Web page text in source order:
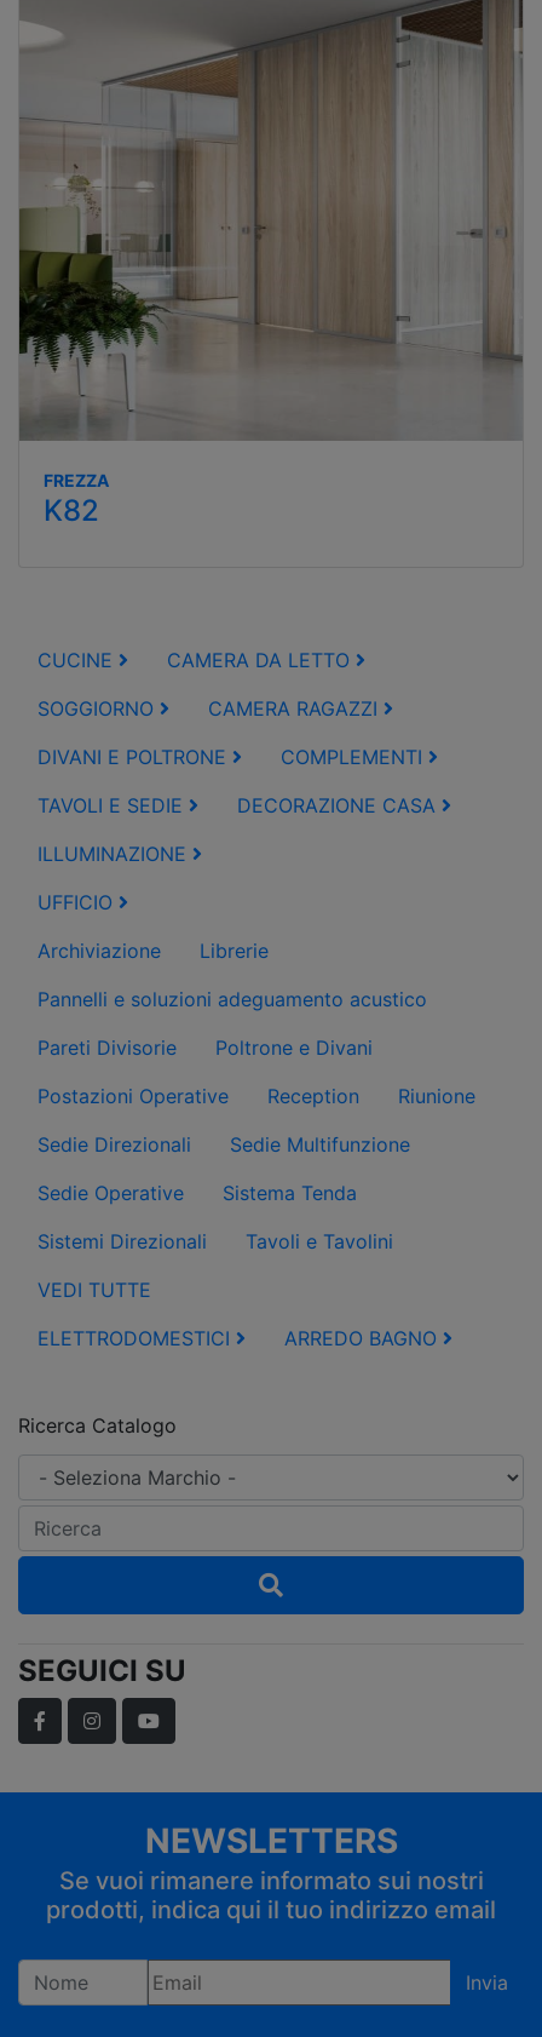
FREZZA
K82
CUCINE
CAMERA DA LETTO
SOGGIORNO
CAMERA RAGAZZI
DIVANI E POLTRONE
COMPLEMENTI
TAVOLI E SEDIE
DECORAZIONE CASA
ILLUMINAZIONE
UFFICIO
Archiviazione
Librerie
Pannelli e soluzioni adeguamento acustico
Pareti Divisorie
Poltrone e Divani
Postazioni Operative
Reception
Riunione
Sedie Direzionali
Sedie Multifunzione
Sedie Operative
Sistema Tenda
Sistemi Direzionali
Tavoli e Tavolini
VEDI TUTTE
ELETTRODOMESTICI
ARREDO BAGNO
Ricerca Catalogo
SEGUICI SU
FacebookInstagramYouTube
NEWSLETTERS
Se vuoi rimanere informato sui nostri
prodotti, indica qui il tuo indirizzo email
Invia